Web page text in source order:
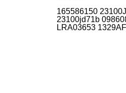
165586150
23100jd71b
LRA03653